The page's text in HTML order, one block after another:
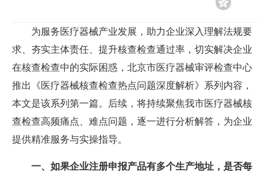
为服务医疗器械产业发展，助力企业深入理解法规要
求、夯实主体责任、提升核查检查通过率，切实解决企业
在核查检查中的实际困惑，北京市医疗器械审评检查中心
推出《医疗器械核查检查热点问题深度解析》系列内容，
本文是该系列第一篇。后续，将持续聚焦我市医疗器械核
查检查高频痛点、难点问题，逐一进行分析解答，为企业
提供精准服务与实操指导。
一、如果企业注册申报产品有多个生产地址，是否每